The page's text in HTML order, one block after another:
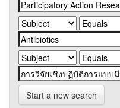
Start a new search